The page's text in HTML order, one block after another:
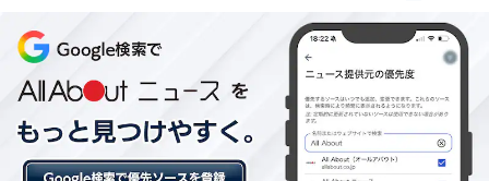
2.ボクシングのリングがある！